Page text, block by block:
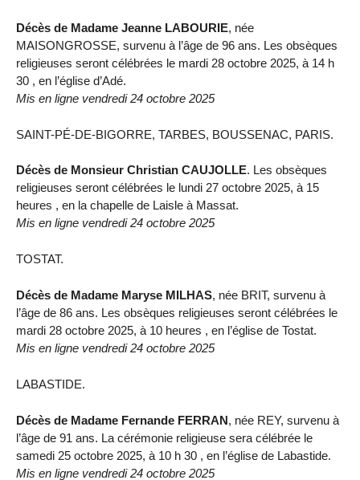
Décès de Madame Jeanne LABOURIE, née
MAISONGROSSE, survenu à l’âge de 96 ans. Les obsèques
religieuses seront célébrées le mardi 28 octobre 2025, à 14 h
30 , en l’église d’Adé.
Mis en ligne vendredi 24 octobre 2025
SAINT-PÉ-DE-BIGORRE, TARBES, BOUSSENAC, PARIS.
Décès de Monsieur Christian CAUJOLLE. Les obsèques
religieuses seront célébrées le lundi 27 octobre 2025, à 15
heures , en la chapelle de Laisle à Massat.
Mis en ligne vendredi 24 octobre 2025
TOSTAT.
Décès de Madame Maryse MILHAS, née BRIT, survenu à
l’âge de 86 ans. Les obsèques religieuses seront célébrées le
mardi 28 octobre 2025, à 10 heures , en l’église de Tostat.
Mis en ligne vendredi 24 octobre 2025
LABASTIDE.
Décès de Madame Fernande FERRAN, née REY, survenu à
l’âge de 91 ans. La cérémonie religieuse sera célébrée le
samedi 25 octobre 2025, à 10 h 30 , en l’église de Labastide.
Mis en ligne vendredi 24 octobre 2025